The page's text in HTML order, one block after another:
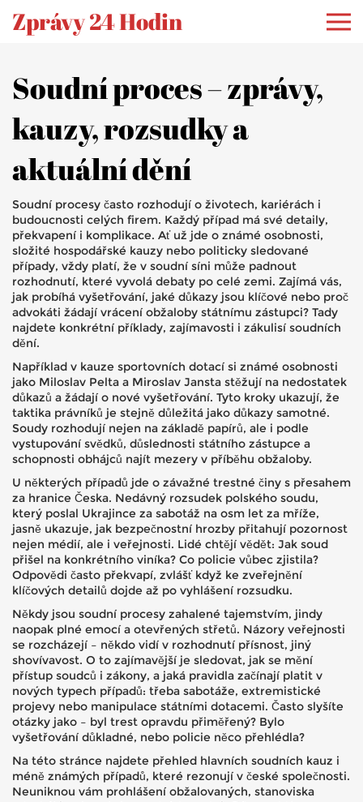
Zprávy 24 Hodin
Soudní proces – zprávy,
kauzy, rozsudky a
aktuální dění
Soudní procesy často rozhodují o životech, kariérách i
budoucnosti celých firem. Každý případ má své detaily,
překvapení i komplikace. Ať už jde o známé osobnosti,
složité hospodářské kauzy nebo politicky sledované
případy, vždy platí, že v soudní síni může padnout
rozhodnutí, které vyvolá debaty po celé zemi. Zajímá vás,
jak probíhá vyšetřování, jaké důkazy jsou klíčové nebo proč
advokáti žádají vrácení obžaloby státnímu zástupci? Tady
najdete konkrétní příklady, zajímavosti i zákulisí soudních
dění.
Například v kauze sportovních dotací si známé osobnosti
jako Miloslav Pelta a Miroslav Jansta stěžují na nedostatek
důkazů a žádají o nové vyšetřování. Tyto kroky ukazují, že
taktika právníků je stejně důležitá jako důkazy samotné.
Soudy rozhodují nejen na základě papírů, ale i podle
vystupování svědků, důslednosti státního zástupce a
schopnosti obhájců najít mezery v příběhu obžaloby.
U některých případů jde o závažné trestné činy s přesahem
za hranice Česka. Nedávný rozsudek polského soudu,
který poslal Ukrajince za sabotáž na osm let za mříže,
jasně ukazuje, jak bezpečnostní hrozby přitahují pozornost
nejen médií, ale i veřejnosti. Lidé chtějí vědět: Jak soud
přišel na konkrétního viníka? Co policie vůbec zjistila?
Odpovědi často překvapí, zvlášť když ke zveřejnění
klíčových detailů dojde až po vyhlášení rozsudku.
Někdy jsou soudní procesy zahalené tajemstvím, jindy
naopak plné emocí a otevřených střetů. Názory veřejnosti
se rozcházejí – někdo vidí v rozhodnutí přísnost, jiný
shovívavost. O to zajímavější je sledovat, jak se mění
přístup soudců i zákony, a jaká pravidla začínají platit v
nových typech případů: třeba sabotáže, extremistické
projevy nebo manipulace státními dotacemi. Často slyšíte
otázky jako – byl trest opravdu přiměřený? Bylo
vyšetřování důkladné, nebo policie něco přehlédla?
Na této stránce najdete přehled hlavních soudních kauz i
méně známých případů, které rezonují v české společnosti.
Neuniknou vám prohlášení obžalovaných, stanoviska